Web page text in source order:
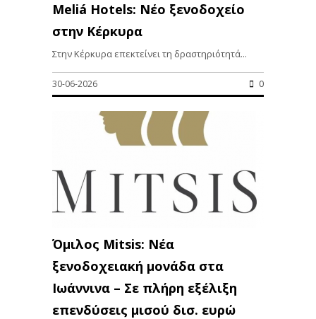
Meliá Hotels: Νέο ξενοδοχείο
στην Κέρκυρα
Στην Κέρκυρα επεκτείνει τη δραστηριότητά...
30-06-2026 0
Όμιλος Mitsis: Νέα
ξενοδοχειακή μονάδα στα
Ιωάννινα – Σε πλήρη εξέλιξη
επενδύσεις μισού δισ. ευρώ